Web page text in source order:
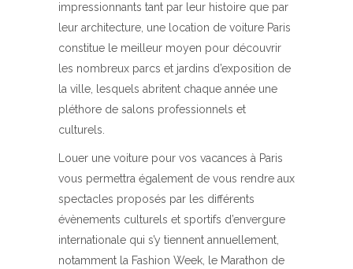
impressionnants tant par leur histoire que par
leur architecture, une location de voiture Paris
constitue le meilleur moyen pour découvrir
les nombreux parcs et jardins d’exposition de
la ville, lesquels abritent chaque année une
pléthore de salons professionnels et
culturels.
Louer une voiture pour vos vacances à Paris
vous permettra également de vous rendre aux
spectacles proposés par les différents
évènements culturels et sportifs d’envergure
internationale qui s’y tiennent annuellement,
notamment la Fashion Week, le Marathon de